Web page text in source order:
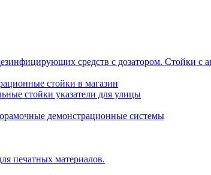
средств с дозатором. Стойки с
стойки в магазин
стойки указатели для улицы
демонстрационные системы
печатных материалов.